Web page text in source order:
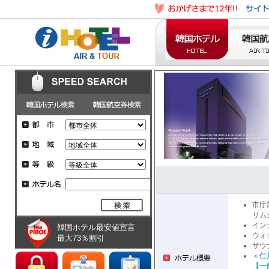
韓国ホテル最安値宣言
最大73％割引
市庁
リ
イン
ウォ
サウ
＜
【